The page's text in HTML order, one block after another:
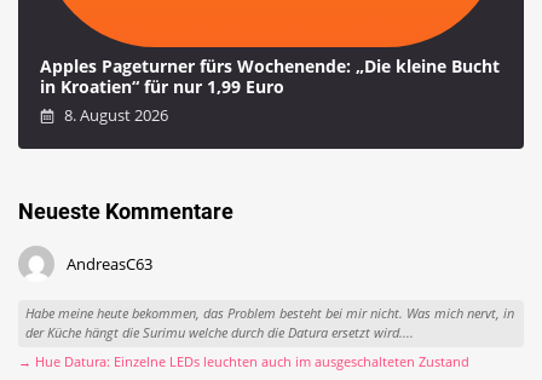
Apples Pageturner fürs Wochenende: „Die kleine Bucht
in Kroatien“ für nur 1,99 Euro
8. August 2026
Neueste Kommentare
AndreasC63
Habe meine heute bekommen, das Problem besteht bei mir nicht. Was mich nervt, in
der Küche hängt die Surimu welche durch die Datura ersetzt wird....
→ Hue Datura: Einzelne LEDs leuchten auch im ausgeschalteten Zustand